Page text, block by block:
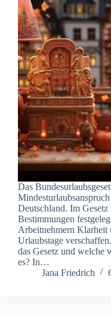
Das
Deutschland. Im
Bestimmungen
Arbeitnehmern Klarheit
Urlaubstage
das Gesetz und welche
es? In…
Jana Friedrich